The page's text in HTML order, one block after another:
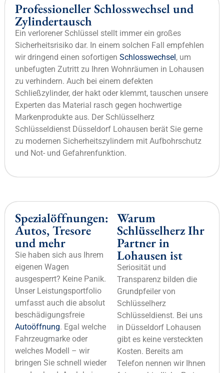
Professioneller Schlosswechsel und
Zylindertausch
Ein verlorener Schlüssel stellt immer ein großes
Sicherheitsrisiko dar. In einem solchen Fall empfehlen
wir dringend einen sofortigen Schlosswechsel , um
unbefugten Zutritt zu Ihren Wohnräumen in Lohausen
zu verhindern. Auch bei einem defekten
Schließzylinder, der hakt oder klemmt, tauschen unsere
Experten das Material rasch gegen hochwertige
Markenprodukte aus. Der Schlüsselherz
Schlüsseldienst Düsseldorf Lohausen berät Sie gerne
zu modernen Sicherheitszylindern mit Aufbohrschutz
und Not- und Gefahrenfunktion.
Spezialöffnungen:
Autos, Tresore
und mehr
Sie haben sich aus Ihrem
eigenen Wagen
ausgesperrt? Keine Panik.
Unser Leistungsportfolio
umfasst auch die absolut
beschädigungsfreie
Autoöffnung. Egal welche
Fahrzeugmarke oder
welches Modell – wir
bringen Sie schnell wieder
Warum
Schlüsselherz Ihr
Partner in
Lohausen ist
Seriosität und
Transparenz bilden die
Grundpfeiler von
Schlüsselherz
Schlüsseldienst. Bei uns
in Düsseldorf Lohausen
gibt es keine versteckten
Kosten. Bereits am
Telefon nennen wir Ihnen